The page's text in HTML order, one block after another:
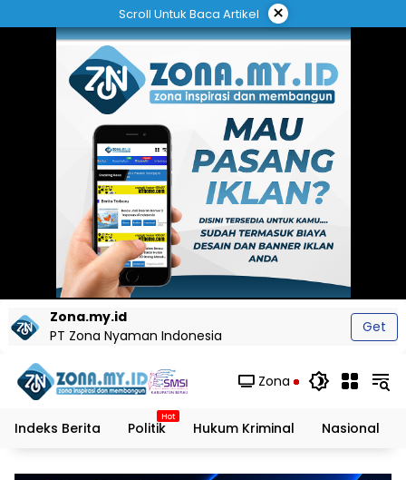
ke
Scroll Untuk Baca Artikel ×
Zona.my.id
PT Zona Nyaman Indonesia
Get
Zona
Indeks Berita Politik Hukum Kriminal Nasional